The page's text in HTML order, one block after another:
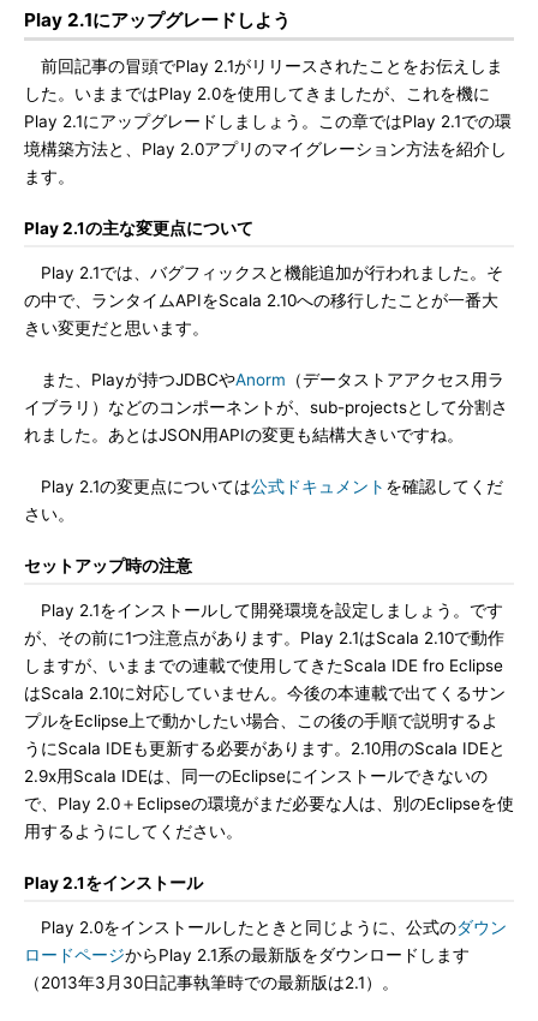
Play 2.1にアップグレードしよう
前回記事の冒頭でPlay 2.1がリリースされたことをお伝えしま
した。いままではPlay 2.0を使用してきましたが、これを機に
Play 2.1にアップグレードしましょう。この章ではPlay 2.1での環
境構築方法と、Play 2.0アプリのマイグレーション方法を紹介し
ます。
Play 2.1の主な変更点について
Play 2.1では、バグフィックスと機能追加が行われました。そ
の中で、ランタイムAPIをScala 2.10への移行したことが一番大
きい変更だと思います。
また、Playが持つJDBCやAnorm （データストアアクセス用ラ
イブラリ）などのコンポーネントが、sub-projectsとして分割さ
れました。あとはJSON用APIの変更も結構大きいですね。
Play 2.1の変更点については公式ドキュメント を確認してくだ
さい。
セットアップ時の注意
Play 2.1をインストールして開発環境を設定しましょう。です
が、その前に1つ注意点があります。Play 2.1はScala 2.10で動作
しますが、いままでの連載で使用してきたScala IDE fro Eclipse
はScala 2.10に対応していません。今後の本連載で出てくるサン
プルをEclipse上で動かしたい場合、この後の手順で説明するよ
うにScala IDEも更新する必要があります。2.10用のScala IDEと
2.9x用Scala IDEは、同一のEclipseにインストールできないの
で、Play 2.0＋Eclipseの環境がまだ必要な人は、別のEclipseを使
用するようにしてください。
Play 2.1をインストール
Play 2.0をインストールしたときと同じように、公式のダウン
ロードページからPlay 2.1系の最新版をダウンロードします
（2013年3月30日記事執筆時での最新版は2.1）。